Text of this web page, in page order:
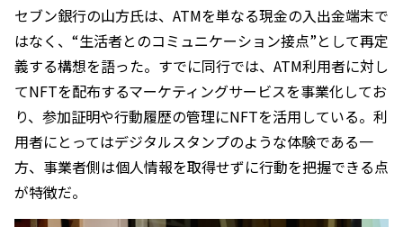
セブン銀行の山方氏は、ATMを単なる現金の入出金端末で
はなく、“生活者とのコミュニケーション接点”として再定
義する構想を語った。すでに同行では、ATM利用者に対し
てNFTを配布するマーケティングサービスを事業化してお
り、参加証明や行動履歴の管理にNFTを活用している。利
用者にとってはデジタルスタンプのような体験である一
方、事業者側は個人情報を取得せずに行動を把握できる点
が特徴だ。